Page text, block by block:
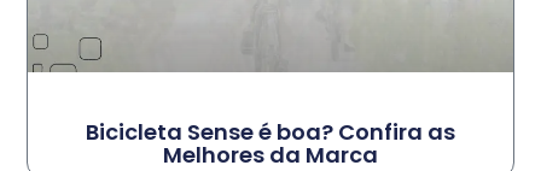
Bicicleta Sense é boa? Confira as
Melhores da Marca